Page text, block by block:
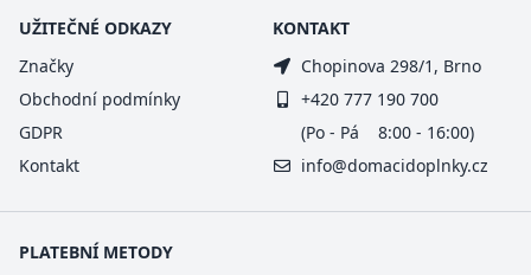
UŽITEČNÉ ODKAZY
Značky
Obchodní podmínky
GDPR
Kontakt
KONTAKT
Chopinova 298/1, Brno
+420 777 190 700
(Po - Pá 8:00 - 16:00)
info@domacidoplnky.cz
PLATEBNÍ METODY